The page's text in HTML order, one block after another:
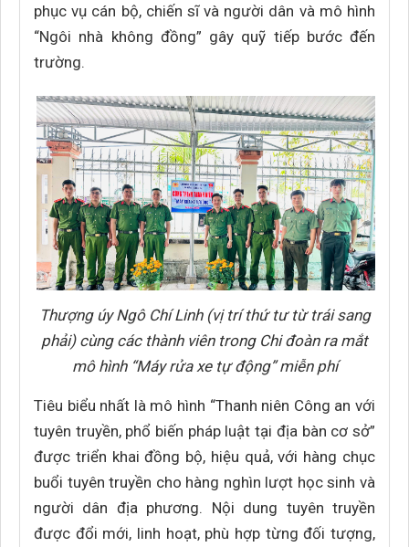
phục vụ cán bộ, chiến sĩ và người dân và mô hình
“Ngôi nhà không đồng” gây quỹ tiếp bước đến
trường.
Thượng úy Ngô Chí Linh (vị trí thứ tư từ trái sang
phải) cùng các thành viên trong Chi đoàn ra mắt
mô hình “Máy rửa xe tự động” miễn phí
Tiêu biểu nhất là mô hình “Thanh niên Công an với
tuyên truyền, phổ biến pháp luật tại địa bàn cơ sở”
được triển khai đồng bộ, hiệu quả, với hàng chục
buổi tuyên truyền cho hàng nghìn lượt học sinh và
người dân địa phương. Nội dung tuyên truyền
được đổi mới, linh hoạt, phù hợp từng đối tượng,